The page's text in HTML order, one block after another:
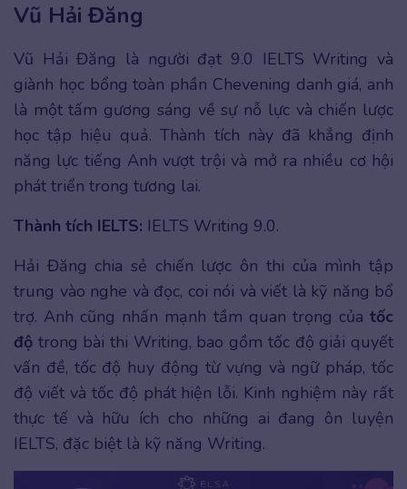
Vũ Hải Đăng
Vũ Hải Đăng là người đạt 9.0 IELTS Writing và
giành học bổng toàn phần Chevening danh giá, anh
là một tấm gương sáng về sự nỗ lực và chiến lược
học tập hiệu quả. Thành tích này đã khẳng định
năng lực tiếng Anh vượt trội và mở ra nhiều cơ hội
phát triển trong tương lai.
Thành tích IELTS: IELTS Writing 9.0.
Hải Đăng chia sẻ chiến lược ôn thi của mình tập
trung vào nghe và đọc, coi nói và viết là kỹ năng bổ
trợ. Anh cũng nhấn mạnh tầm quan trọng của tốc
độ trong bài thi Writing, bao gồm tốc độ giải quyết
vấn đề, tốc độ huy động từ vựng và ngữ pháp, tốc
độ viết và tốc độ phát hiện lỗi. Kinh nghiệm này rất
thực tế và hữu ích cho những ai đang ôn luyện
IELTS, đặc biệt là kỹ năng Writing.